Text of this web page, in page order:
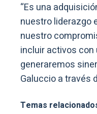
“Es una
nuestro liderazgo
nuestro
incluir activos con
generaremos
Galuccio a través
Temas